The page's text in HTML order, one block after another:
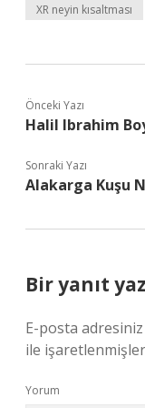
XR neyin kısaltması
Önceki Yazı
Halil Ibrahim
Sonraki Yazı
Alakarga Kuşu
Bir yanıt
E-posta adresiniz
ile
Yorum